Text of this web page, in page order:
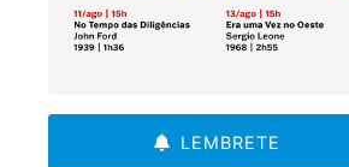
LEMBRETE